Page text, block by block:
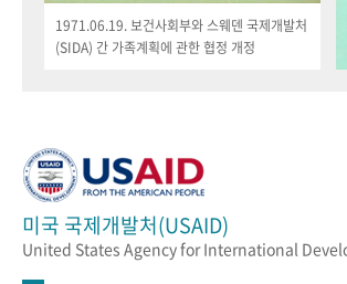
1971.06.19. 보건사회부와 스웨덴 국제개발처
(SIDA) 간 가족계획에 관한 협정 개정
미국 국제개발처(USAID)
United States Agency for International